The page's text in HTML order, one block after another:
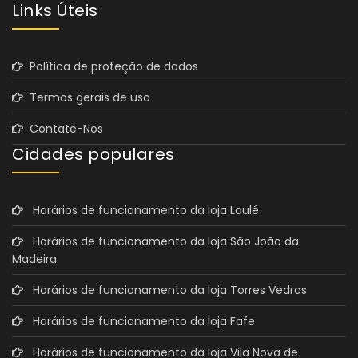
Links Úteis
Política de proteção de dados
Termos gerais de uso
Contate-Nos
Cidades populares
Horários de funcionamento da loja Loulé
Horários de funcionamento da loja São João da
Madeira
Horários de funcionamento da loja Torres Vedras
Horários de funcionamento da loja Fafe
Horários de funcionamento da loja Vila Nova de